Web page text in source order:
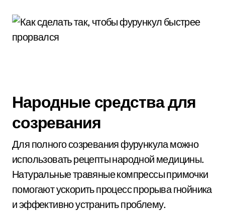
Народные средства для
созревания
Для полного созревания фурункула можно
использовать рецепты народной медицины.
Натуральные травяные компрессы примочки
помогают ускорить процесс прорыва гнойника
и эффективно устранить проблему.